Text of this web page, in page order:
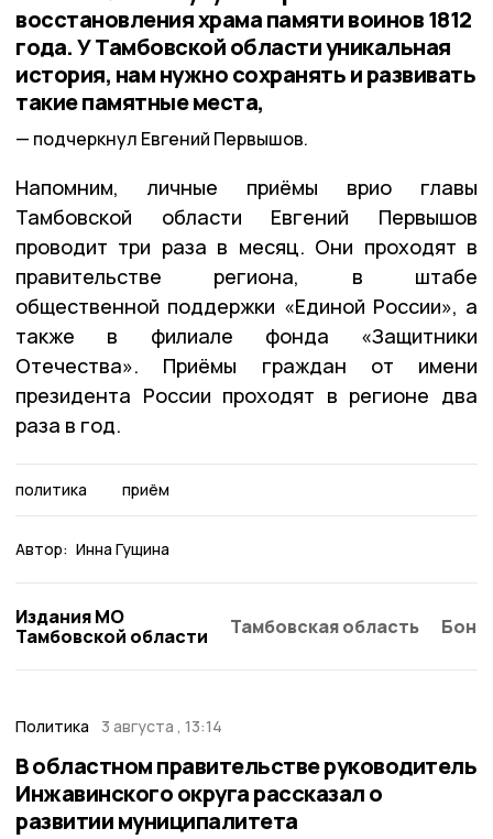
восстановления храма памяти воинов 1812
года. У Тамбовской области уникальная
история, нам нужно сохранять и развивать
такие памятные места,
подчеркнул Евгений Первышов.
Напомним, личные приёмы врио главы
Тамбовской области Евгений Первышов
проводит три раза в месяц. Они проходят в
правительстве региона, в штабе
общественной поддержки «Единой России», а
также в филиале фонда «Защитники
Отечества». Приёмы граждан от имени
президента России проходят в регионе два
раза в год.
политика приём
Автор: Инна Гущина
Издания МО
Тамбовской области
Тамбовская область
Политика 3 августа , 13:14
В областном правительстве руководитель
Инжавинского округа рассказал о
развитии муниципалитета